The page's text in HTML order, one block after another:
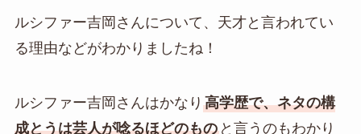
ルシファー吉岡さんについて、天才と言われてい
る理由などがわかりましたね！
ルシファー吉岡さんはかなり 高学歴で、ネタの構
成とうは芸人が唸るほどのものと言うのもわかり